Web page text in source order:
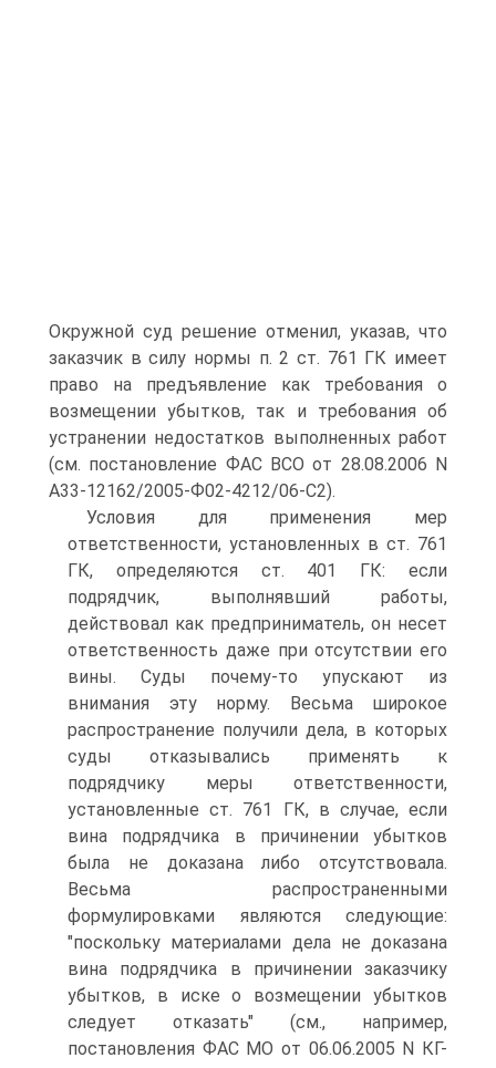
Окружной суд решение отменил, указав, что
заказчик в силу нормы п. 2 ст. 761 ГК имеет
право на предъявление как требования о
возмещении убытков, так и требования об
устранении недостатков выполненных работ
(см. постановление ФАС ВСО от 28.08.2006 N
А33-12162/2005-Ф02-4212/06-С2).
Условия для применения мер
ответственности, установленных в ст. 761
ГК, определяются ст. 401 ГК: если
подрядчик, выполнявший работы,
действовал как предприниматель, он несет
ответственность даже при отсутствии его
вины. Суды почему-то упускают из
внимания эту норму. Весьма широкое
распространение получили дела, в которых
суды отказывались применять к
подрядчику меры ответственности,
установленные ст. 761 ГК, в случае, если
вина подрядчика в причинении убытков
была не доказана либо отсутствовала.
Весьма распространенными
формулировками являются следующие:
"поскольку материалами дела не доказана
вина подрядчика в причинении заказчику
убытков, в иске о возмещении убытков
следует отказать" (см., например,
постановления ФАС МО от 06.06.2005 N КГ-